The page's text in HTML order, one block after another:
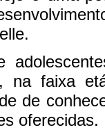
na faixa
de
oferecidas.